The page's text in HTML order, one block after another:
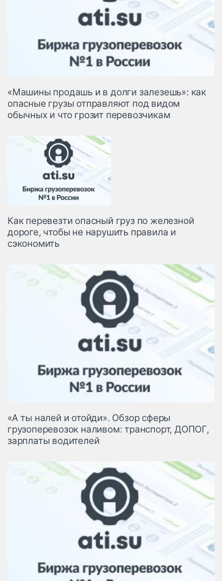
«Машины продашь и в долги залезешь»: как
опасные грузы отправляют под видом
обычных и что грозит перевозчикам
Как перевезти опасный груз по железной
дороге, чтобы не нарушить правила и
сэкономить
«А ты налей и отойди». Обзор сферы
грузоперевозок наливом: транспорт, ДОПОГ,
зарплаты водителей